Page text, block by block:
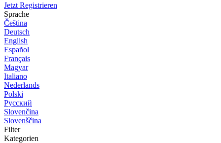
Jetzt Registrieren
Sprache
Čeština
Deutsch
English
Español
Français
Magyar
Italiano
Nederlands
Polski
Русский
Slovenčina
Slovenščina
Filter
Kategorien